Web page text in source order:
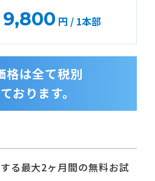
9,800 円 / 1本部
は全て税別
おります。
る最大2ヶ月間の無料お試